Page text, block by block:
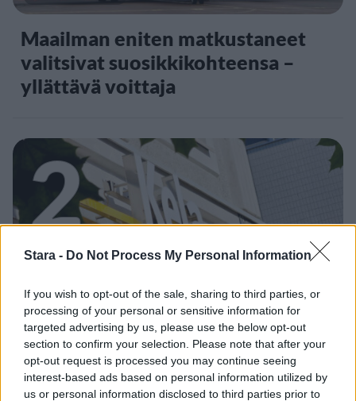
Stara - Do Not Process My Personal Information
If you wish to opt-out of the sale, sharing to third parties, or
processing of your personal or sensitive information for
targeted advertising by us, please use the below opt-out
section to confirm your selection. Please note that after your
opt-out request is processed you may continue seeing
interest-based ads based on personal information utilized by
us or personal information disclosed to third parties prior to
Maailman eniten matkustaneet
valitsivat suosikkikohteensa –
yllättävä voittaja
2
Kela voi leikata tukia
ulkomaanmatkan vuoksi